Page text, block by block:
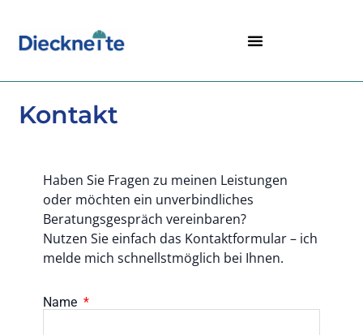
Kontakt
Haben Sie Fragen zu meinen Leistungen
oder möchten ein unverbindliches
Beratungsgespräch vereinbaren?
Nutzen Sie einfach das Kontaktformular – ich
melde mich schnellstmöglich bei Ihnen.
Name